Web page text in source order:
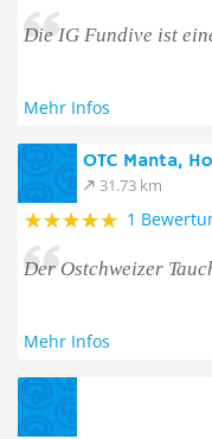
Die IG Fundive ist
Mehr Infos
OTC Manta,
31.73 km
1
Der Ostchweizer
Mehr Infos